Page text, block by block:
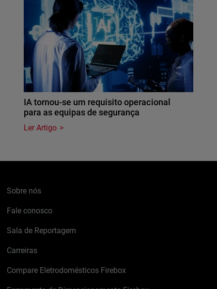
IA tornou-se um requisito operacional
para as equipas de segurança
Ler Artigo
Sobre nós
Fale conosco
Sala de Reportagem
Carreiras
Compare Eletrodomésticos Firebox